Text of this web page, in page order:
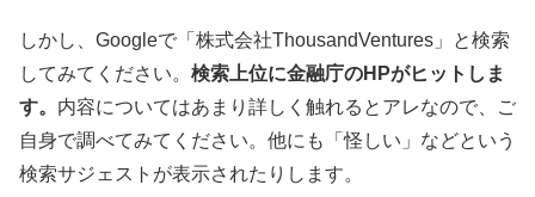
しかし、Googleで「株式会社ThousandVentures」と検索
してみてください。 検索上位に金融庁のHPがヒットしま
す。 内容についてはあまり詳しく触れるとアレなので、ご
自身で調べてみてください。他にも「怪しい」などという
検索サジェストが表示されたりします。